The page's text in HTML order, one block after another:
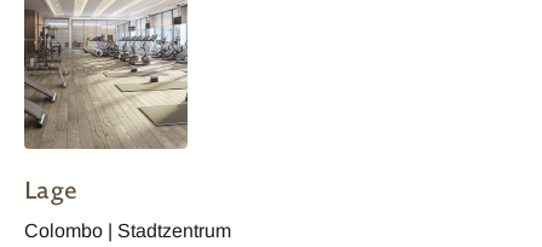
Lage
Colombo | Stadtzentrum